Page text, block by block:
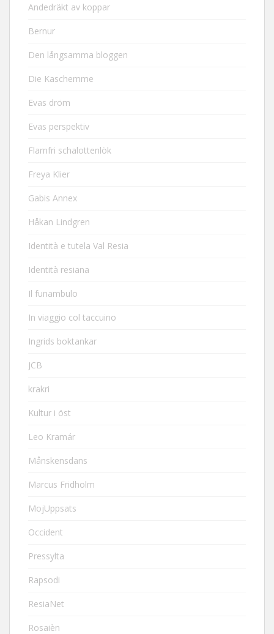
Andedräkt av koppar
Bernur
Den långsamma bloggen
Die Kaschemme
Evas dröm
Evas perspektiv
Flarnfri schalottenlök
Freya Klier
Gabis Annex
Håkan Lindgren
Identità e tutela Val Resia
Identità resiana
Il funambulo
In viaggio col taccuino
Ingrids boktankar
JCB
krakri
Kultur i öst
Leo Kramár
Månskensdans
Marcus Fridholm
MojUppsats
Occident
Pressylta
Rapsodi
ResiaNet
Rosaièn